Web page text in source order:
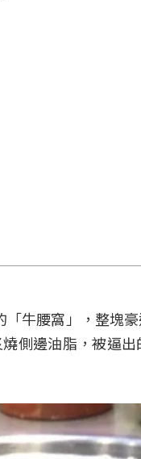
牛腰窩」，整塊
側邊油脂，被逼